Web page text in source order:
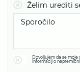
Želim urediti
Dovoljujem da se moje
informacij o